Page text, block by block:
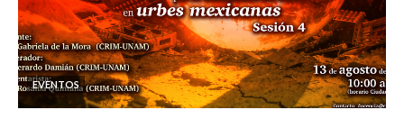
EVENTOS